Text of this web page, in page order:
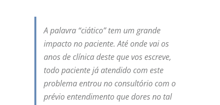
A palavra “ciático” tem um grande
impacto no paciente. Até onde vai os
anos de clínica deste que vos escreve,
todo paciente já atendido com este
problema entrou no consultório com o
prévio entendimento que dores no tal